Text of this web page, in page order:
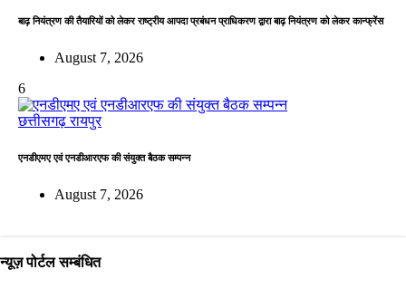
बाढ़ नियंत्रण की तैयारियों को लेकर राष्ट्रीय आपदा प्रबंधन प्राधिकरण द्वारा बाढ़ नियंत्रण को लेकर कान्फ्रेंस
August 7, 2026
6
छत्तीसगढ़रायपुर
एनडीएमए एवं एनडीआरएफ की संयुक्त बैठक सम्पन्न
August 7, 2026
न्यूज़ पोर्टल सम्बंधित